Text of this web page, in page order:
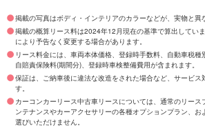
掲載の写真はボディ・インテリアのカラーなどが、実物と異
掲載の概算リース料は2024年12月現在の基準で算出してい
により予告なく変更する場合があります。
リース料金には、車両本体価格、登録時手数料、自動車税種
自賠責保険料(期間分)、登録時車検整備費用が含まれます。
保証は、ご納車後に違法な改造をされた場合など、サービス
す。
カーコンカーリース中古車リースについては、通常のリース
ンテナンスやカーアクセサリーの各種オプションプラン、
選びいただけません。